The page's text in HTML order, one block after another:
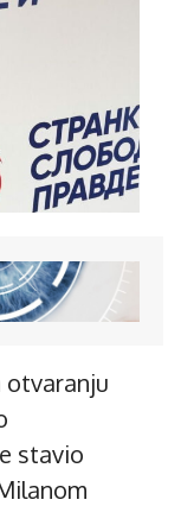
otvaranju
stavio